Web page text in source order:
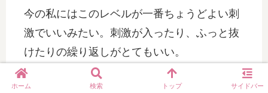
今の私にはこのレベルが一番ちょうどよい刺
激でいいみたい。刺激が入ったり、ふっと抜
けたりの繰り返しがとてもいい。
いくつかのレベルで試してみた結果、現在は
ホーム 検索 トップ サイドバー